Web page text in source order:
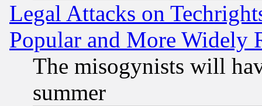
Legal Attacks on
Popular and More Widely
The misogynists will
summer